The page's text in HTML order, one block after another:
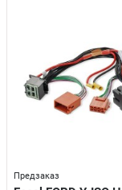
Предзаказ